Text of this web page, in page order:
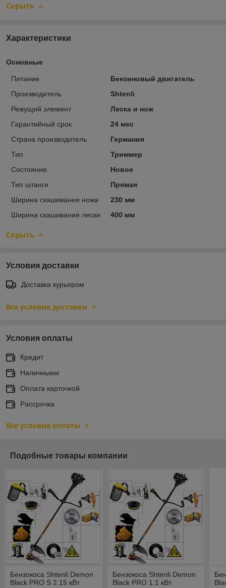
Скрыть
Характеристики
Основные
Питание
Бензиновый двигатель
Производитель
Shtenli
Режущий элемент
Леска и нож
Гарантийный срок
24 мес
Страна производитель
Германия
Тип
Триммер
Состояние
Новое
Тип штанги
Прямая
Ширина скашивания ножа
230 мм
Ширина скашивания лески
400 мм
Скрыть
Условия доставки
Доставка курьером
Все условия доставки
Условия оплаты
Кредит
Наличными
Оплата карточкой
Рассрочка
Все условия оплаты
Подобные товары компании
Бензокоса Shtenli Demon
Black PRO S 2.15 кВт
Бензокоса Shtenli Demon
Black PRO 1.1 кВт